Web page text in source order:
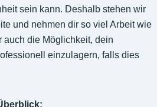
sein kann. Deshalb stehen wir
und nehmen dir so viel Arbeit wie
auch die Möglichkeit, dein
einzulagern, falls dies